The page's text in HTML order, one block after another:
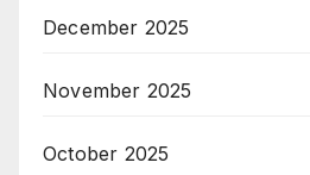
December 2025
November 2025
October 2025